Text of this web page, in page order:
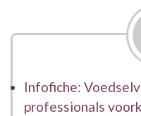
Infofiche:
professionals